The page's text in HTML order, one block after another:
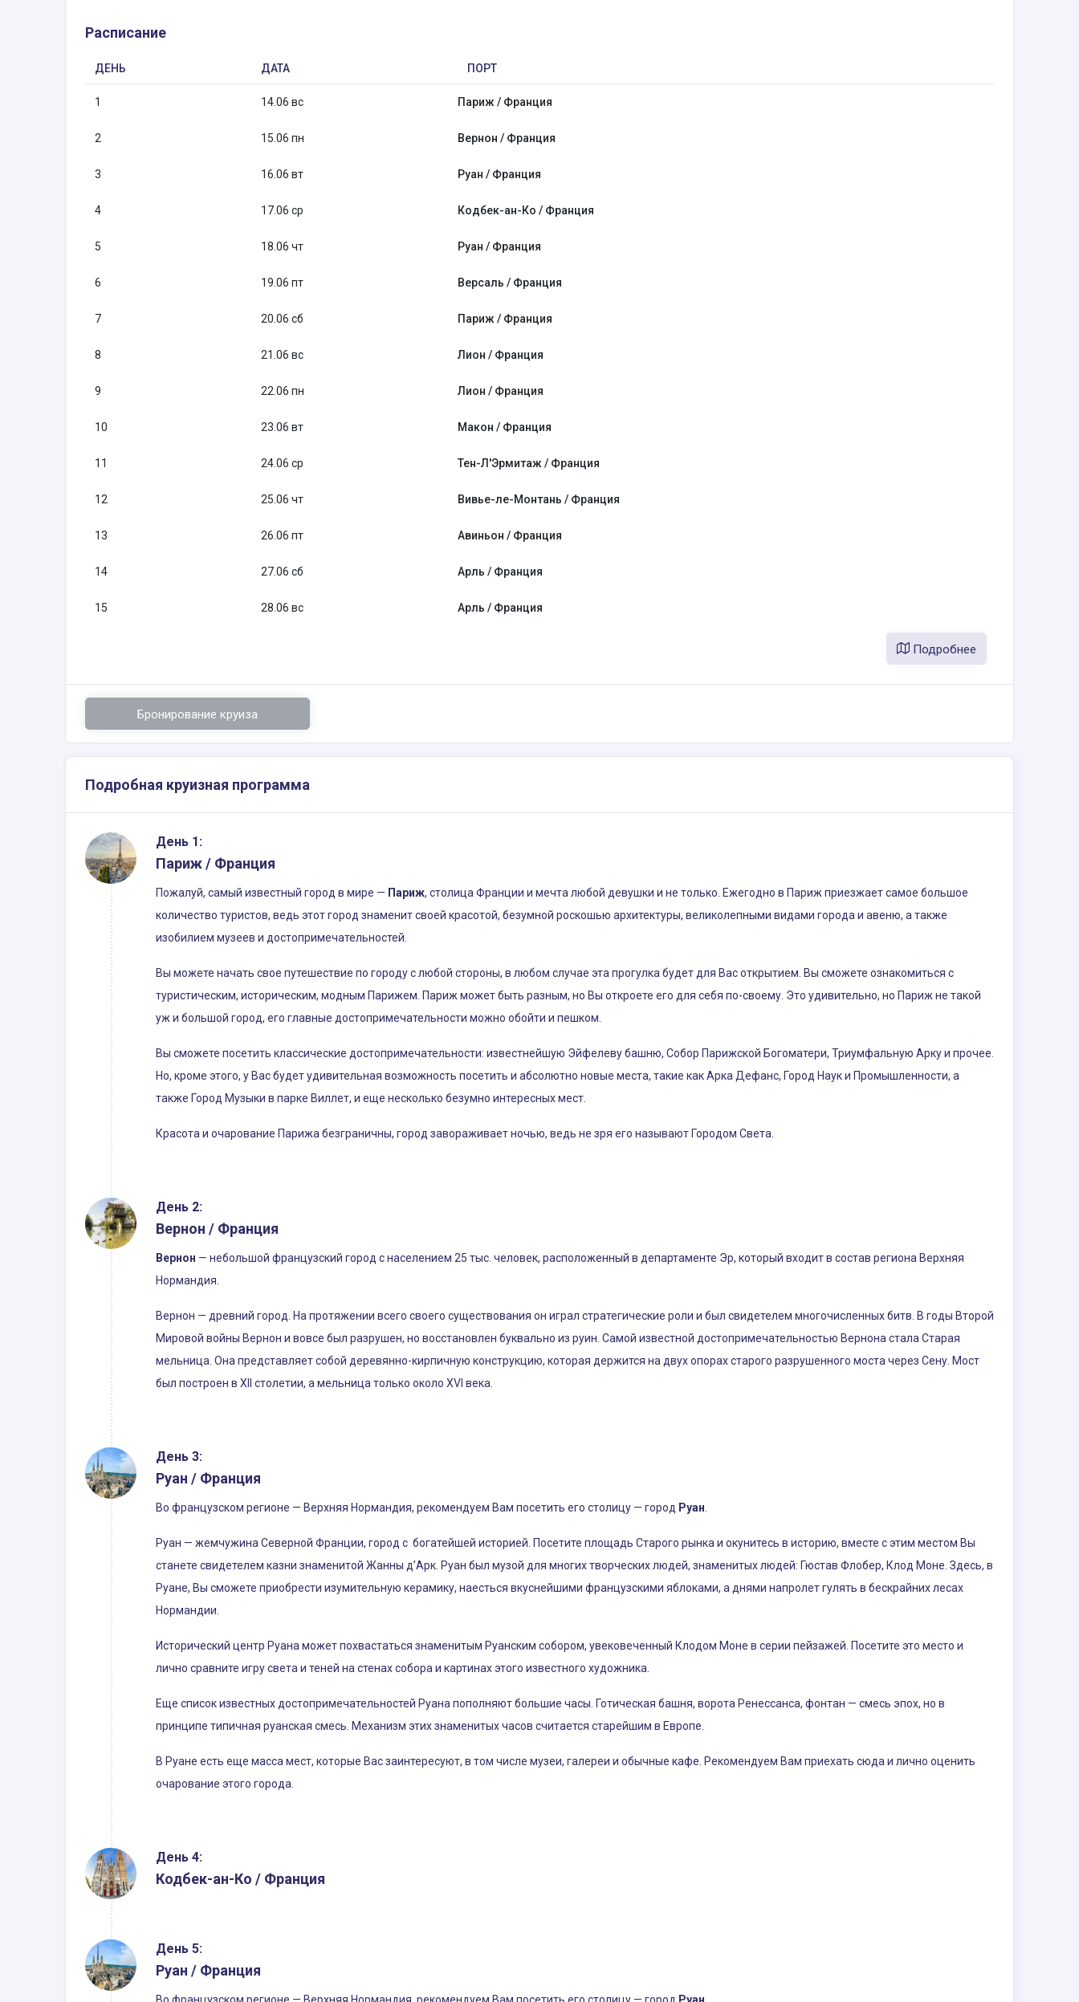
Расписание
ДЕНЬ ДАТА ПОРТ
1 14.06 вс Париж / Франция
2 15.06 пн Вернон / Франция
3 16.06 вт Руан / Франция
4 17.06 ср Кодбек-ан-Ко / Франция
5 18.06 чт Руан / Франция
6 19.06 пт Версаль / Франция
7 20.06 сб Париж / Франция
8 21.06 вс Лион / Франция
9 22.06 пн Лион / Франция
10 23.06 вт Макон / Франция
11 24.06 ср Тен-Л'Эрмитаж / Франция
12 25.06 чт Вивье-ле-Монтань / Франция
13 26.06 пт Авиньон / Франция
14 27.06 сб Арль / Франция
15 28.06 вс Арль / Франция
Подробнее
Бронирование круиза
Подробная круизная программа
День 1:
Париж / Франция
Пожалуй, самый известный город в мире — Париж, столица Франции и мечта любой девушки и не только. Ежегодно в Париж приезжает самое большое
количество туристов, ведь этот город знаменит своей красотой, безумной роскошью архитектуры, великолепными видами города и авеню, а также
изобилием музеев и достопримечательностей.
Вы можете начать свое путешествие по городу с любой стороны, в любом случае эта прогулка будет для Вас открытием. Вы сможете ознакомиться с
туристическим, историческим, модным Парижем. Париж может быть разным, но Вы откроете его для себя по-своему. Это удивительно, но Париж не такой
уж и большой город, его главные достопримечательности можно обойти и пешком.
Вы сможете посетить классические достопримечательности: известнейшую Эйфелеву башню, Собор Парижской Богоматери, Триумфальную Арку и прочее.
Но, кроме этого, у Вас будет удивительная возможность посетить и абсолютно новые места, такие как Арка Дефанс, Город Наук и Промышленности, а
также Город Музыки в парке Виллет, и еще несколько безумно интересных мест.
Красота и очарование Парижа безграничны, город завораживает ночью, ведь не зря его называют Городом Света.
День 2:
Вернон / Франция
Вернон — небольшой французский город с населением 25 тыс. человек, расположенный в департаменте Эр, который входит в состав региона Верхняя
Нормандия.
Вернон — древний город. На протяжении всего своего существования он играл стратегические роли и был свидетелем многочисленных битв. В годы Второй
Мировой войны Вернон и вовсе был разрушен, но восстановлен буквально из руин. Самой известной достопримечательностью Вернона стала Старая
мельница. Она представляет собой деревянно-кирпичную конструкцию, которая держится на двух опорах старого разрушенного моста через Сену. Мост
был построен в XII столетии, а мельница только около XVI века.
День 3:
Руан / Франция
Во французском регионе — Верхняя Нормандия, рекомендуем Вам посетить его столицу — город Руан
Руан — жемчужина Северной Франции, город с богатейшей историей. Посетите площадь Старого рынка и окунитесь в историю, вместе с этим местом Вы
станете свидетелем казни знаменитой Жанны д’Арк. Руан был музой для многих творческих людей, знаменитых людей: Гюстав Флобер, Клод Моне. Здесь, в
Руане, Вы сможете приобрести изумительную керамику, наесться вкуснейшими французскими яблоками, а днями напролет гулять в бескрайних лесах
Нормандии.
Исторический центр Руана может похвастаться знаменитым Руанским собором, увековеченный Клодом Моне в серии пейзажей. Посетите это место и
лично сравните игру света и теней на стенах собора и картинах этого известного художника.
Еще список известных достопримечательностей Руана пополняют большие часы. Готическая башня, ворота Ренессанса, фонтан — смесь эпох, но в
принципе типичная руанская смесь. Механизм этих знаменитых часов считается старейшим в Европе.
В Руане есть еще масса мест, которые Вас заинтересуют, в том числе музеи, галереи и обычные кафе. Рекомендуем Вам приехать сюда и лично оценить
очарование этого города.
День 4:
Кодбек-ан-Ко / Франция
День 5:
Руан / Франция
Во французском регионе — Верхняя Нормандия, рекомендуем Вам посетить его столицу — город Руан